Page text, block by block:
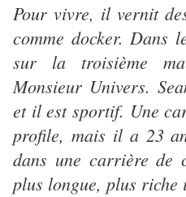
Pour vivre, il vernit
comme docker. Dans
sur la troisième
Monsieur Univers.
et il est sportif. Une
profile, mais il a 23
dans une carrière de
plus longue, plus riche